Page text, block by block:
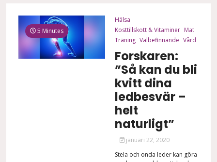
5 Minutes
Hälsa
Kosttillskott & Vitaminer Mat
Träning Välbefinnande Vård
Forskaren:
”Så kan du bli
kvitt dina
ledbesvär –
helt
naturligt”
januari 22, 2020
Stela och onda leder kan göra